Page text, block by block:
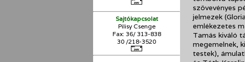
Sajtókapcsolat
Pilisy Csenge
Fax: 36/ 313-838
30 /218-3520
szövevényes
jelmezek
emlékezetes
Tamás kiváló
megemelnek,
testek),